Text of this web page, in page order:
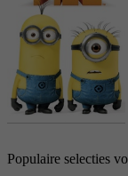
Populaire selecties